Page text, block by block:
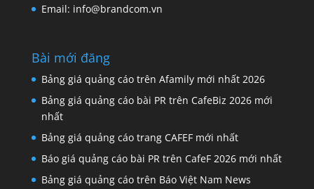
Email: info@brandcom.vn
Bài mới đăng
Bảng giá quảng cáo trên Afamily mới nhất 2026
Bảng giá quảng cáo bài PR trên CafeBiz 2026 mới
nhất
Bảng giá quảng cáo trang CAFEF mới nhất
Báo giá quảng cáo bài PR trên CafeF 2026 mới nhất
Bảng giá quảng cáo trên Báo Việt Nam News